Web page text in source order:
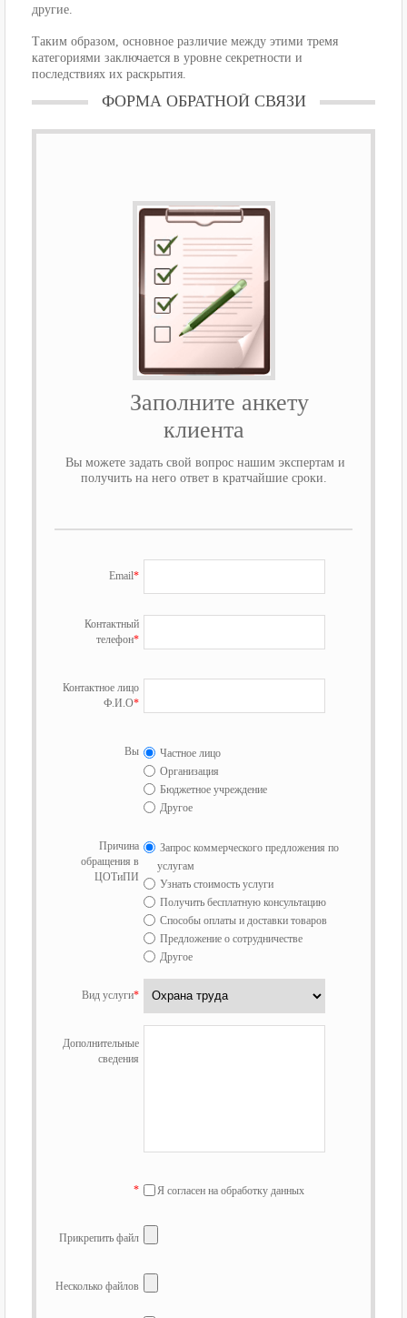
другие.
Таким образом, основное различие между этими тремя
категориями заключается в уровне секретности и
последствиях их раскрытия.
ФОРМА ОБРАТНОЙ СВЯЗИ
Заполните анкету
клиента
Вы можете задать свой вопрос нашим экспертам и
получить на него ответ в кратчайшие сроки.
Email*
Контактный
телефон*
Контактное лицо
Ф.И.О*
Вы
Частное лицо
Организация
Бюджетное учреждение
Другое
Причина
обращения в
ЦОТиПИ
Запрос коммерческого предложения по
услугам
Узнать стоимость услуги
Получить бесплатную консультацию
Способы оплаты и доставки товаров
Предложение о сотрудничестве
Другое
Вид услуги*
Дополнительные
сведения
* Я согласен на обработку данных
Прикрепить файл
Несколько файлов